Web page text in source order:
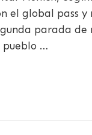
el global pass y
parada de
…